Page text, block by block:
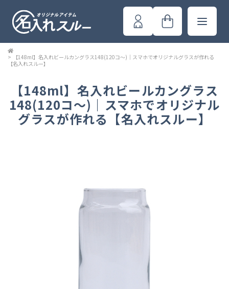
>
【148ml】名入れビールカングラス148(120コ～)｜スマホでオリジナルグラスが作れる
【名入れスルー】
【148ml】名入れビールカングラス
148(120コ～)｜スマホでオリジナル
グラスが作れる【名入れスルー】